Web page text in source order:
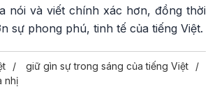
nói và viết chính xác hơn, đồng thời
sự phong phú, tinh tế của tiếng Việt.
giữ gìn sự trong sáng của tiếng Việt
nhị